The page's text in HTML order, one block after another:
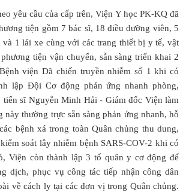
yêu cầu của cấp trên, Viện Y học PK-KQ đã
tiện gồm 7 bác sĩ, 18 điều dưỡng viên, 5
1 lái xe cùng với các trang thiết bị y tế, vật
tiện vận chuyển, sẵn sàng triển khai 2
viện Dã chiến truyền nhiễm số 1 khi có
lập Đội Cơ động phản ứng nhanh phòng,
sĩ Nguyễn Minh Hải - Giám đốc Viện làm
thường trực sẵn sàng phản ứng nhanh, hỗ
bệnh xá trong toàn Quân chủng thu dung,
soát lây nhiễm bệnh SARS-COV-2 khi có
Viện còn thành lập 3 tổ quân y cơ động để
dịch, phục vụ công tác tiếp nhận công dân
về cách ly tại các đơn vị trong Quân chủng.